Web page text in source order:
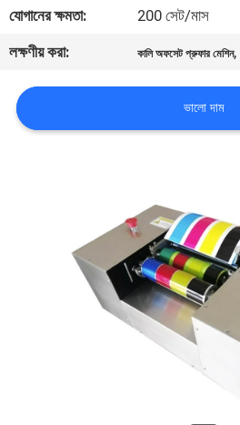
করুন
উদ্ধৃতির
জন্য
PRIVACY
যোগানের ক্ষমতা:
200 সেট/মাস
লক্ষণীয় করা:
কালি অফসেট প্রুফার মেশিন,
ভালো দাম